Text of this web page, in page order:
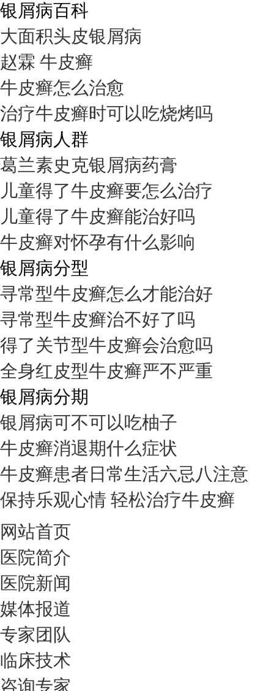
银屑病百科
大面积头皮银屑病
赵霖 牛皮癣
牛皮癣怎么治愈
治疗牛皮癣时可以吃烧烤吗
银屑病人群
葛兰素史克银屑病药膏
儿童得了牛皮癣要怎么治疗
儿童得了牛皮癣能治好吗
牛皮癣对怀孕有什么影响
银屑病分型
寻常型牛皮癣怎么才能治好
寻常型牛皮癣治不好了吗
得了关节型牛皮癣会治愈吗
全身红皮型牛皮癣严不严重
银屑病分期
银屑病可不可以吃柚子
牛皮癣消退期什么症状
牛皮癣患者日常生活六忌八注意
保持乐观心情 轻松治疗牛皮癣
网站首页
医院简介
医院新闻
媒体报道
专家团队
临床技术
咨询专家